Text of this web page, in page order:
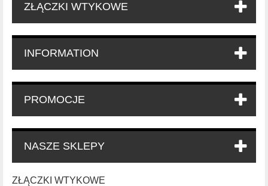
ZŁĄCZKI WTYKOWE
INFORMATION
PROMOCJE
NASZE SKLEPY
ZŁĄCZKI WTYKOWE